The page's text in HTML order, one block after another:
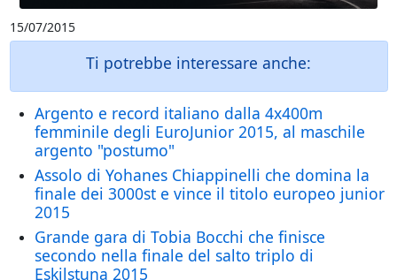
15/07/2015
Ti potrebbe interessare anche:
Argento e record italiano dalla 4x400m
femminile degli EuroJunior 2015, al maschile
argento "postumo"
Assolo di Yohanes Chiappinelli che domina la
finale dei 3000st e vince il titolo europeo junior
2015
Grande gara di Tobia Bocchi che finisce
secondo nella finale del salto triplo di
Eskilstuna 2015